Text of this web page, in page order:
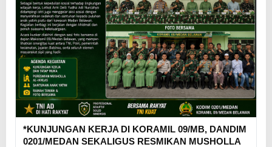
*KUNJUNGAN KERJA DI KORAMIL 09/MB, DANDIM
0201/MEDAN SEKALIGUS RESMIKAN MUSHOLLA